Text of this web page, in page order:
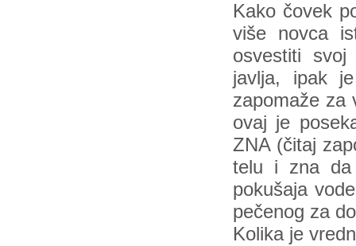
Kako čovek
više novca
osvestiti
javlja, ipak
zapomaže za
ovaj je
ZNA (čitaj
telu i zna da
pokušaja
pečenog za
Kolika je